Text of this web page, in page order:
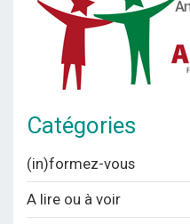
Catégories
(in)formez-vous
A lire ou à voir